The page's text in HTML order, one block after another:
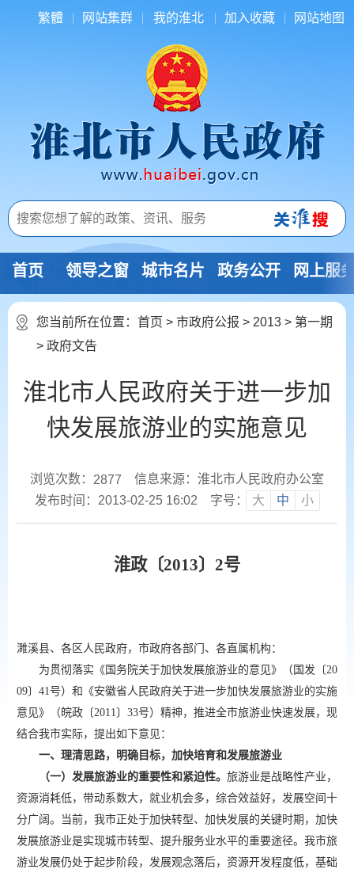
繁體 网站集群 我的淮北 加入收藏 网站地图
首页 领导之窗 城市名片 政务公开 网上服
您当前所在位置： 首页 > 市政府公报 > 2013 > 第一期
> 政府文告
淮北市人民政府关于进一步加
快发展旅游业的实施意见
浏览次数： 2877
信息来源：淮北市人民政府办公室
发布时间：2013-02-25 16:02
字号： 大 中 小
淮政〔2013〕2号
濉溪县、各区人民政府，市政府各部门、各直属机构：
为贯彻落实《国务院关于加快发展旅游业的意见》（国发〔 20
09〕41号）和《安徽省人民政府关于进一步加快发展旅游业的实施
意见》（皖政〔2011〕33号）精神，推进全市旅游业快速发展，现
结合我市实际，提出如下意见：
一、理清思路，明确目标，加快培育和发展旅游业
（一）发展旅游业的重要性和紧迫性。 旅游业是战略性产业，
资源消耗低，带动系数大，就业机会多，综合效益好，发展空间十
分广阔。当前，我市正处于加快转型、加快发展的关键时期，加快
发展旅游业是实现城市转型、提升服务业水平的重要途径。我市旅
游业发展仍处于起步阶段，发展观念落后，资源开发程度低，基础